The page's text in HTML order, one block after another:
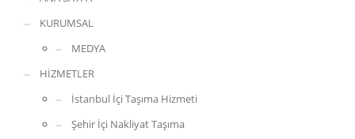
Depolama Hizmetleri
Kısa veya uzun vadeli, iklim kontrollü depolama imkanı.
KURUMSAL
MEDYA
HİZMETLER
İstanbul İçi Taşıma Hizmeti
Şehir İçi Nakliyat Taşıma